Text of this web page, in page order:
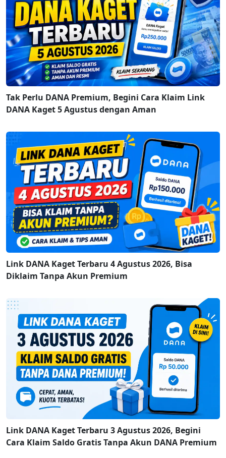
Tak Perlu DANA Premium, Begini Cara Klaim Link
DANA Kaget 5 Agustus dengan Aman
Link DANA Kaget Terbaru 4 Agustus 2026, Bisa
Diklaim Tanpa Akun Premium
Link DANA Kaget Terbaru 3 Agustus 2026, Begini
Cara Klaim Saldo Gratis Tanpa Akun DANA Premium